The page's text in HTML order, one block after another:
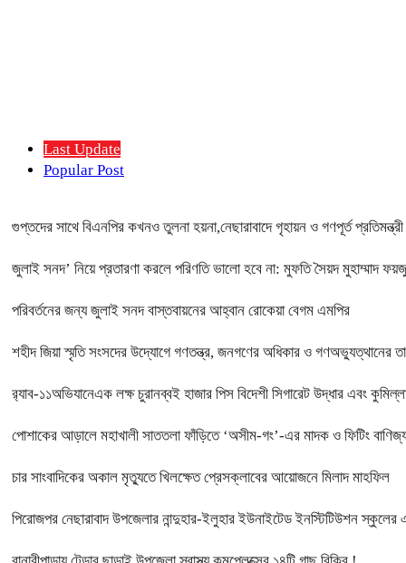
Last Update
Popular Post
গুপ্তদের সাথে বিএনপির কখনও তুলনা হয়না,নেছারাবাদে গৃহায়ন ও গণপূর্ত
জুলাই সনদ’ নিয়ে প্রতারণা করলে পরিণতি ভালো হবে না: মুফতি সৈয়দ মুহাম্মাদ
পরিবর্তনের জন্য জুলাই সনদ বাস্তবায়নের আহ্বান রোকেয়া বেগম এমপির
শহীদ জিয়া স্মৃতি সংসদের উদ্যোগে গণতন্ত্র, জনগণের অধিকার ও গণঅভ্যুত্থানের
র‌্যাব-১১অভিযানেএক লক্ষ চুরানব্বই হাজার পিস বিদেশী সিগারেট উদ্ধার এবং
পোশাকের আড়ালে মহাখালী সাততলা ফাঁড়িতে ‘অসীম-গং’-এর মাদক ও ফিটিং
চার সাংবাদিকের অকাল মৃত্যুতে খিলক্ষেত প্রেসক্লাবের আয়োজনে মিলাদ মাহফিল
পিরোজপর নেছারাবাদ উপজেলার নান্দুহার-ইলুহার ইউনাইটেড ইনস্টিটিউশন